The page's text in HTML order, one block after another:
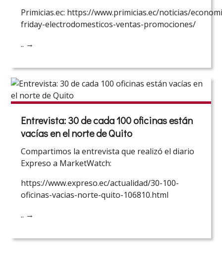
Primicias.ec: https://www.primicias.ec/noticias/
friday-electrodomesticos-ventas-promociones/
.. →
Entrevista: 30 de cada 100 oficinas están
vacías en el norte de Quito
Compartimos la entrevista que realizó el diario
Expreso a MarketWatch:
https://www.expreso.ec/actualidad/30-100-
oficinas-vacias-norte-quito-106810.html
.. →